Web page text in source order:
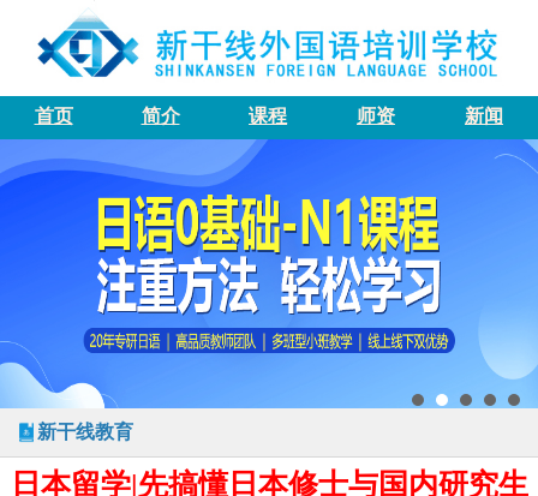
首页 简介 课程 师资 新闻
新干线教育
日本留学|先搞懂日本修士与国内研究生